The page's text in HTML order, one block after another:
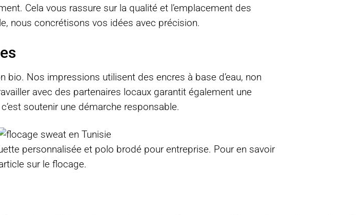
Cela vous rassure sur la qualité et l’emplacement des
nous concrétisons vos idées avec précision.
Nos impressions utilisent des encres à base d’eau, non
avec des partenaires locaux garantit également une
c’est soutenir une démarche responsable.
personnalisée et polo brodé pour entreprise. Pour en savoir
sur le flocage.